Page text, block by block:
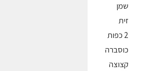
שמן
זית
2 כפות
כוסברה
קצוצה